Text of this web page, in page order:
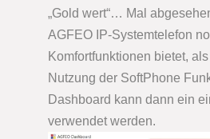
„Gold wert“… Mal
AGFEO IP-Systemtelefon
Komfortfunktionen bietet,
Nutzung der SoftPhone
Dashboard kann dann ein
verwendet werden.